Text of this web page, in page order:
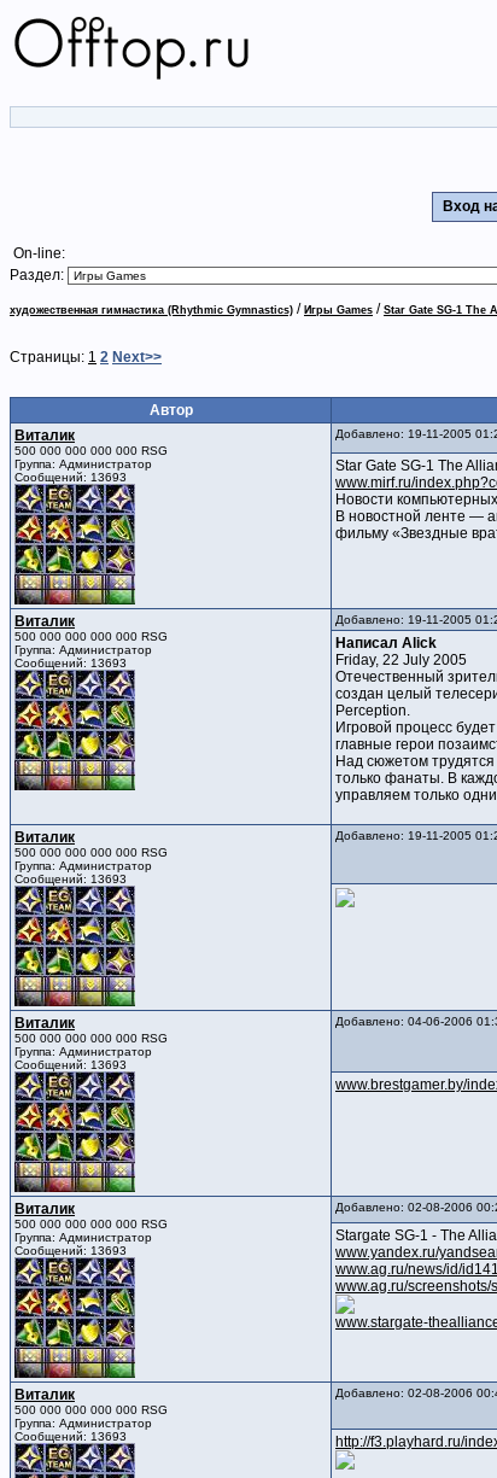
Вход
On-line:
Раздел:
художественная гимнастика (Rhythmic Gymnastics) / Игры Games / Star Gate SG-1 The
Страницы: 1 2 Next>>
Автор
Виталик
500 000 000 000 000 RSG
Группа: Администратор
Сообщений: 13693
Добавлено: 19-11-2005
Star Gate SG-1 The
www.mirf.ru/
Новости
В новостной ленте —
фильму «Звездные
Виталик
500 000 000 000 000 RSG
Группа: Администратор
Сообщений: 13693
Добавлено: 19-11-2005
Написал Alick
Friday, 22 July 2005
Отечественный
создан целый
Perception.
Игровой процесс
главные герои
Над сюжетом
только фанаты. В
управляем только
Виталик
500 000 000 000 000 RSG
Группа: Администратор
Сообщений: 13693
Добавлено: 19-11-2005
Виталик
500 000 000 000 000 RSG
Группа: Администратор
Сообщений: 13693
Добавлено: 04-06-2006
www.brestgamer.by/
Виталик
500 000 000 000 000 RSG
Группа: Администратор
Сообщений: 13693
Добавлено: 02-08-2006
Stargate SG-1 - The
www.yandex.ru/
www.ag.ru/news/id/
www.ag.ru/
www.stargate-
Виталик
500 000 000 000 000 RSG
Группа: Администратор
Сообщений: 13693
Добавлено: 02-08-2006
http://f3.playhard.ru/